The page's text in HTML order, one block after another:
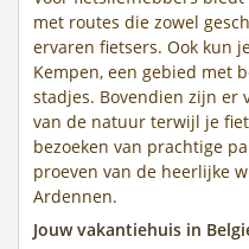
met routes die zowel
ervaren fietsers. Ook kun
Kempen, een gebied met
stadjes. Bovendien zijn er
van de natuur terwijl je
bezoeken van prachtige
proeven van de heerlijke
Ardennen.
Jouw vakantiehuis in